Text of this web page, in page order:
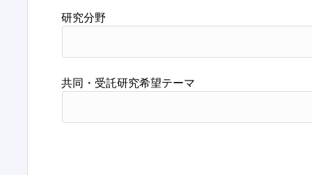
研究分野
共同・受託研究希望テーマ